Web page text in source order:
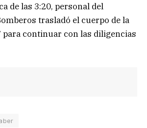
de las 3:20, personal del
trasladó el cuerpo de la
para continuar con las diligencias